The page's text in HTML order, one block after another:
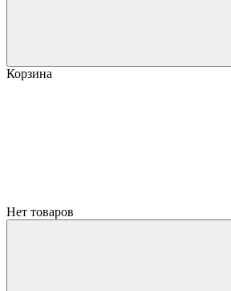
Корзина
Нет товаров